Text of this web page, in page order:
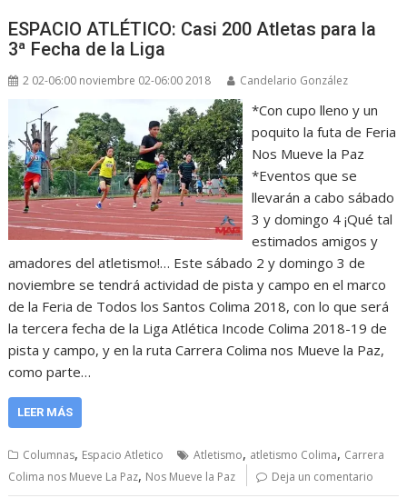
ESPACIO ATLÉTICO: Casi 200 Atletas para la
3ª Fecha de la Liga
2 02-06:00 noviembre 02-06:00 2018 Candelario González
*Con cupo lleno y un
poquito la futa de Feria
Nos Mueve la Paz
*Eventos que se
llevarán a cabo sábado
3 y domingo 4 ¡Qué tal
estimados amigos y
amadores del atletismo!… Este sábado 2 y domingo 3 de
noviembre se tendrá actividad de pista y campo en el marco
de la Feria de Todos los Santos Colima 2018, con lo que será
la tercera fecha de la Liga Atlética Incode Colima 2018-19 de
pista y campo, y en la ruta Carrera Colima nos Mueve la Paz,
como parte…
LEER MÁS
Columnas, Espacio Atletico Atletismo, atletismo Colima, Carrera
Colima nos Mueve La Paz, Nos Mueve la Paz Deja un comentario